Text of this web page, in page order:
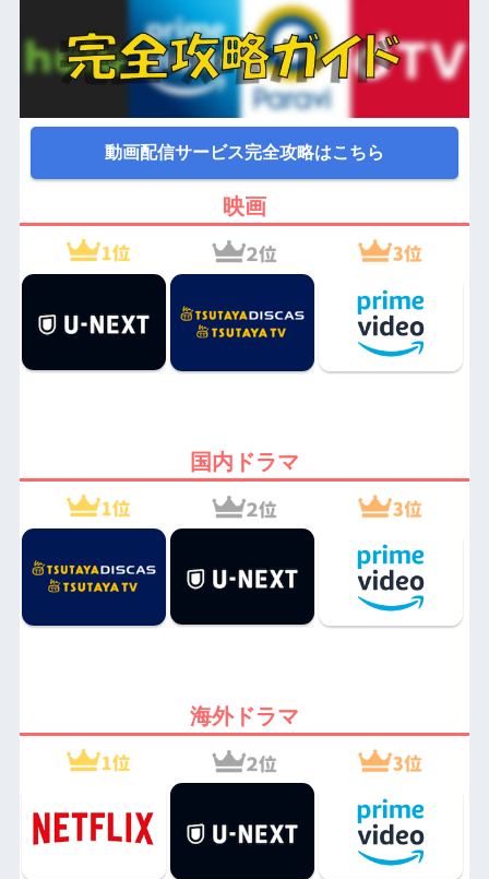
動画配信サービス完全攻略はこちら
映画
国内ドラマ
海外ドラマ